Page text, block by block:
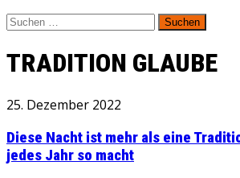
Suchen
nach:
TRADITION GLAUBE
25. Dezember 2022
Diese Nacht ist mehr als eine
jedes Jahr so macht